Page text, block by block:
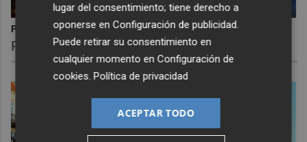
Parece ciencia ficción
Prepárate para alucinar con estas criaturas
lugar del consentimiento; tiene derecho a
oponerse enConfiguración de publicidad
Puede retirar su consentimiento en
cualquier momento enConfiguración de
cookies .Política de privacidad
ACEPTAR TODO